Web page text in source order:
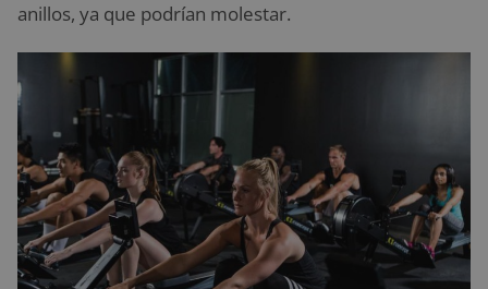
anillos, ya que podrían molestar.